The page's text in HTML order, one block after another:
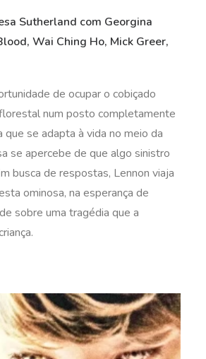
Sutherland com Georgina
Wai Ching Ho, Mick Greer,
de ocupar o cobiçado
num posto completamente
que se adapta à vida no meio da
se apercebe de que algo sinistro
busca de respostas, Lennon viaja
ominosa, na esperança de
sobre uma tragédia que a